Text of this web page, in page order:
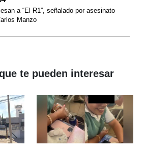
a “El R1”, señalado por asesinato
Manzo
te pueden interesar